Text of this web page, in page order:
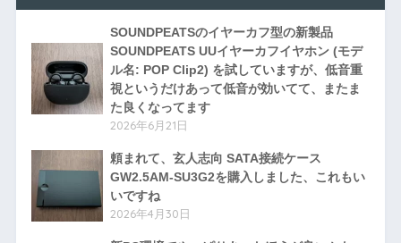
SOUNDPEATSのイヤーカフ型の新製品
SOUNDPEATS UUイヤーカフイヤホン (モデ
ル名: POP Clip2) を試していますが、低音重
視というだけあって低音が効いてて、またま
た良くなってます
2026年6月21日
頼まれて、玄人志向 SATA接続ケース
GW2.5AM-SU3G2を購入しました、これもい
いですね
2026年4月30日